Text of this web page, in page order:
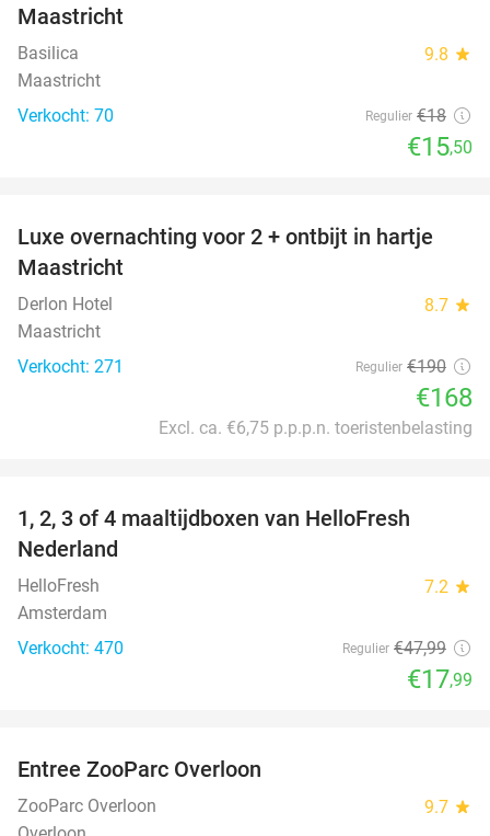
Maastricht
Basilica 9.8 star
Maastricht
Verkocht: 70
Regulier €18
€15,50
12%
Luxe overnachting voor 2 + ontbijt in hartje
Maastricht
Derlon Hotel 8.7 star
Maastricht
Verkocht: 271
Regulier €190
€168
Excl. ca. €6,75 p.p.p.n. toeristenbelasting
1, 2, 3 of 4 maaltijdboxen van HelloFresh
Nederland
HelloFresh 7.2 star
Amsterdam
Verkocht: 470
Regulier €47,99
€17,99
Entree ZooParc Overloon
ZooParc Overloon 9.7 star